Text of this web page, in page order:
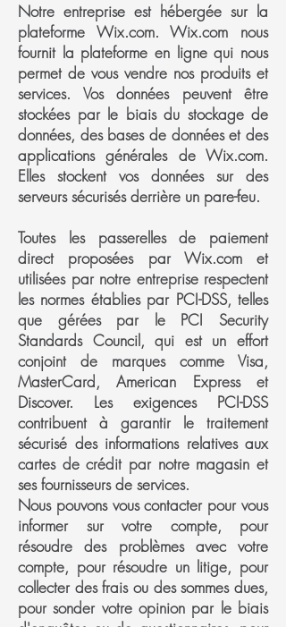
Notre entreprise est hébergée sur la
plateforme Wix.com. Wix.com nous
fournit la plateforme en ligne qui nous
permet de vous vendre nos produits et
services. Vos données peuvent être
stockées par le biais du stockage de
données, des bases de données et des
applications générales de Wix.com.
Elles stockent vos données sur des
serveurs sécurisés derrière un pare-feu.
Toutes les passerelles de paiement
direct proposées par Wix.com et
utilisées par notre entreprise respectent
les normes établies par PCI-DSS, telles
que gérées par le PCI Security
Standards Council, qui est un effort
conjoint de marques comme Visa,
MasterCard, American Express et
Discover. Les exigences PCI-DSS
contribuent à garantir le traitement
sécurisé des informations relatives aux
cartes de crédit par notre magasin et
ses fournisseurs de services.
Nous pouvons vous contacter pour vous
informer sur votre compte, pour
résoudre des problèmes avec votre
compte, pour résoudre un litige, pour
collecter des frais ou des sommes dues,
pour sonder votre opinion par le biais